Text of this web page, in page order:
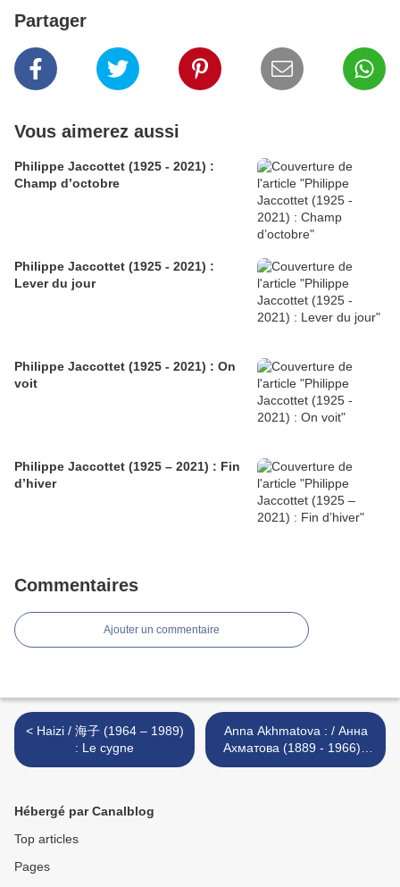
Partager
Vous aimerez aussi
Philippe Jaccottet (1925 - 2021) :
Champ d’octobre
Philippe Jaccottet (1925 - 2021) :
Lever du jour
Philippe Jaccottet (1925 - 2021) : On
voit
Philippe Jaccottet (1925 – 2021) : Fin
d’hiver
Commentaires
Ajouter un commentaire
< Haizi / 海子 (1964 – 1989)
: Le cygne
Anna Akhmatova : / Анна
Ахматова (1889 - 1966) :
Tout au bord de la mer / У
Hébergé par Canalblog
Top articles
Pages